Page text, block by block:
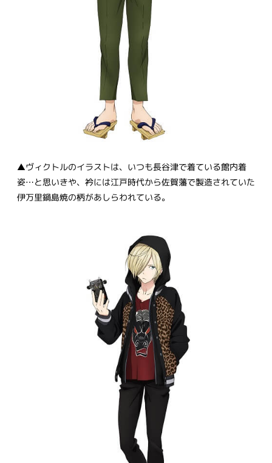
▲ヴィクトルのイラストは、いつも長谷津で着ている館内着
姿…と思いきや、衿には江戸時代から佐賀藩で製造されていた
伊万里鍋島焼の柄があしらわれている。